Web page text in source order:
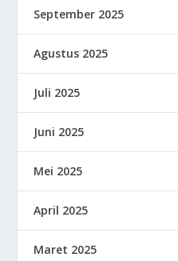
September 2025
Agustus 2025
Juli 2025
Juni 2025
Mei 2025
April 2025
Maret 2025